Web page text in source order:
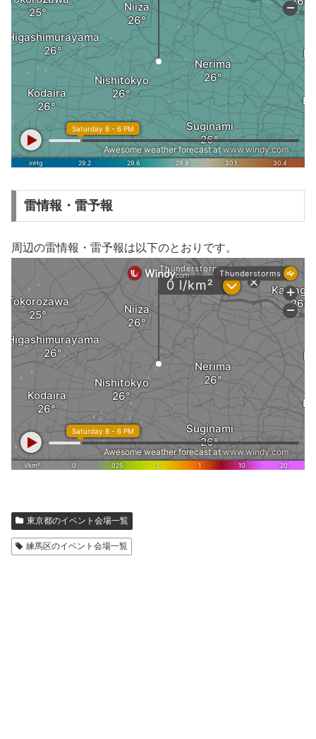
雷情報・雷予報
周辺の雷情報・雷予報は以下のとおりです。
東京都のイベント会場一覧
練馬区のイベント会場一覧